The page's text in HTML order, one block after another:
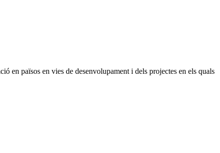
en països en vies de desenvolupament i dels projectes en els quals